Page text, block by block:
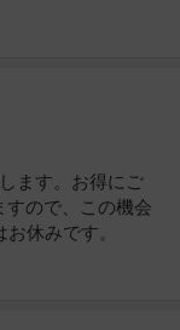
ます。お得にご
すので、この機会
休みです。